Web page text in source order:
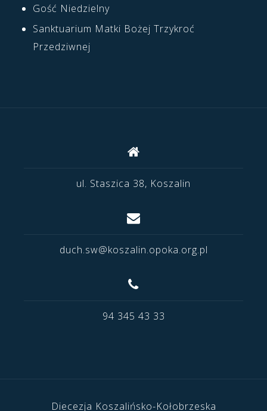
Gość Niedzielny
Sanktuarium Matki Bożej Trzykroć
Przedziwnej
ul. Staszica 38, Koszalin
duch.sw@koszalin.opoka.org.pl
94 345 43 33
Diecezja Koszalińsko-Kołobrzeska